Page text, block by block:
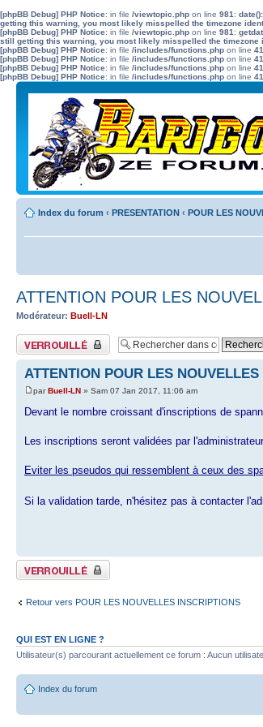
[phpBB Debug] PHP Notice: in file /viewtopic.php on line 981 :
getting this warning, you most likely misspelled the timezone
[phpBB Debug] PHP Notice: in file /viewtopic.php on line 981 :
still getting this warning, you most likely misspelled the timezone
[phpBB Debug] PHP Notice: in file /includes/functions.php on line
[phpBB Debug] PHP Notice: in file /includes/functions.php on line
[phpBB Debug] PHP Notice: in file /includes/functions.php on line
[phpBB Debug] PHP Notice: in file /includes/functions.php on line
Index du forum ‹ PRESENTATION ‹ POUR LES
ATTENTION POUR LES
Modérateur: Buell-LN
Sujet verrouillé
ATTENTION POUR LES
parBuell-LN » Sam 07 Jan 2017, 11:06 am
Devant le nombre croissant d'inscriptions de
Les inscriptions seront validées par
Eviter les pseudos qui ressemblent à ceux des
Si la validation tarde, n'hésitez pas à contacter
Sujet verrouillé
Retour vers POUR LES NOUVELLES INSCRIPTIONS
QUI EST EN LIGNE ?
Utilisateur(s) parcourant actuellement ce forum : Aucun
Index du forum